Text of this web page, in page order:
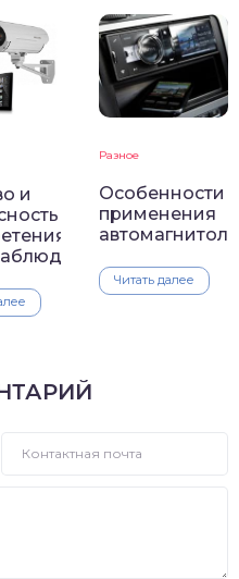
и
Разное
Особенности
применения
Читать далее